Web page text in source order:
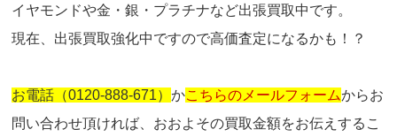
イヤモンドや金・銀・プラチナなど出張買取中です。
現在、出張買取強化中ですので高価査定になるかも！？
お電話（0120-888-671）かこちらのメールフォームからお
問い合わせ頂ければ、おおよその買取金額をお伝えするこ